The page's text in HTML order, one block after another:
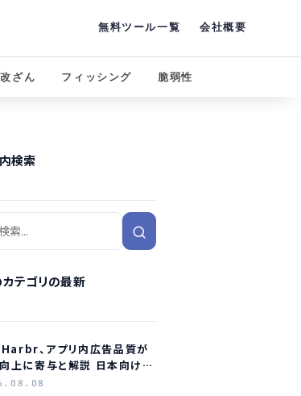
無料ツール一覧 会社概要
ざん フィッシング 脆弱性
検索
カテゴリの最新
、アプリ内広告品質が
上に寄与と解説 日本向けに
公開